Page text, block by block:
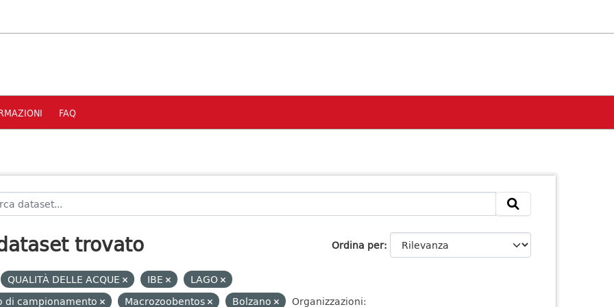
FAQ
Ordina per
trovato
QUALITÀ DELLE ACQUE IBE
LAGO
di campionamento
Macrozoobentos Bolzano
Organizzazioni: